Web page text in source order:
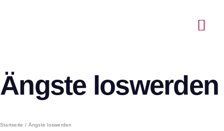
Ängste loswerden
Startseite Ängste loswerden